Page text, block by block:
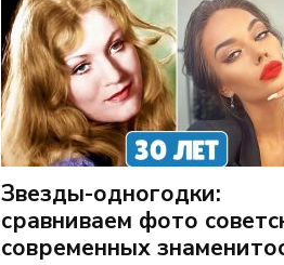
Звезды-одногодки:
сравниваем фото
современных